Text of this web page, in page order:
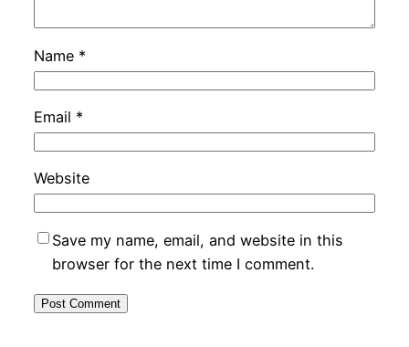
Name *
Email *
Website
Save my name, email, and website in this
browser for the next time I comment.